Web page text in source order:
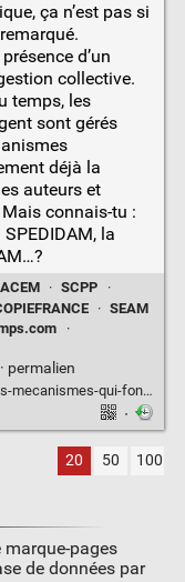
ça n’est pas si
d’un
collective.
temps, les
sont gérés
déjà la
auteurs et
connais-tu :
SPEDIDAM, la
· SCPP
·
· SEAM
·
permalien
le-monde-de-la-musique/
·
20 50 100
marque-pages
de données par